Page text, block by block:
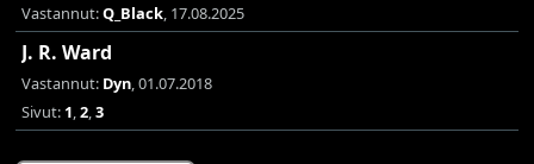
Vastannut:Q_Black , 17.08.2025
J. R. Ward
Vastannut: Dyn , 01.07.2018
Sivut: 1 ,2 ,3